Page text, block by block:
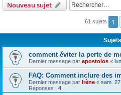
Nouveau sujet
61 sujets 1
Sujets
comment éviter la perte de
Dernier message par apostolos «
FAQ: Comment inclure des
Dernier message par Irène « sam.
Réponses : 4